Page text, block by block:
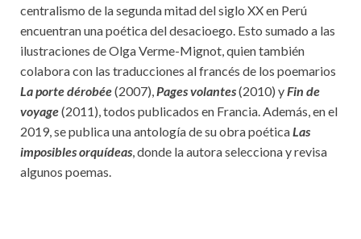
centralismo de la segunda mitad del siglo XX en Perú
encuentran una poética del desacioego. Esto sumado a las
ilustraciones de Olga Verme-Mignot, quien también
colabora con las traducciones al francés de los poemarios
La porte dérobée(2007),Pages volantes(2010) yFin de
voyage(2011), todos publicados en Francia. Además, en el
2019, se publica una antología de su obra poéticaLas
imposibles orquídeas, donde la autora selecciona y revisa
algunos poemas.